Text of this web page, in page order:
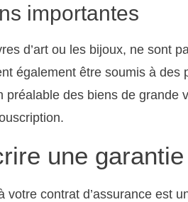
importantes
d’art ou les bijoux, ne sont
également être soumis à des
des biens de grande
une
votre contrat d’assurance est